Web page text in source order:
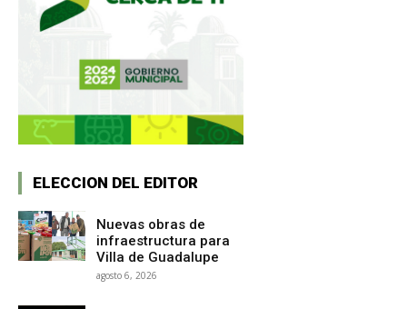
ELECCION DEL EDITOR
Nuevas obras de
infraestructura para
Villa de Guadalupe
agosto 6, 2026